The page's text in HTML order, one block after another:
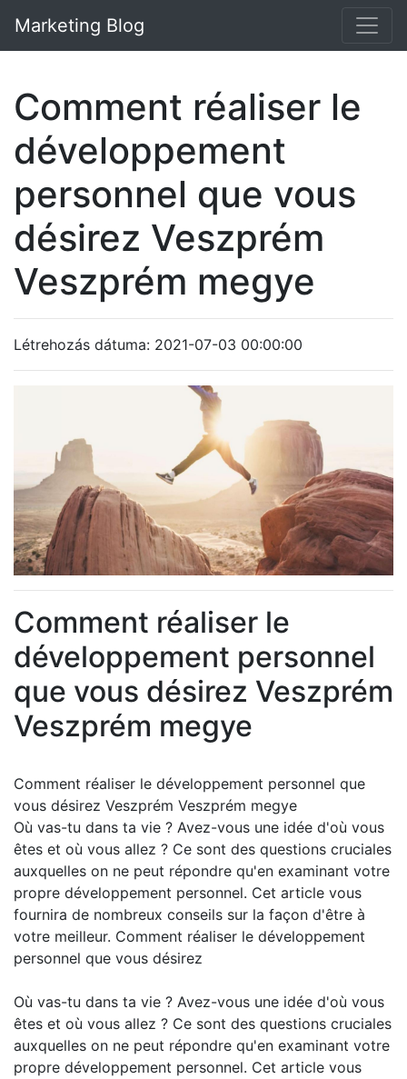
Marketing Blog
Comment réaliser le
développement
personnel que vous
désirez Veszprém
Veszprém megye
Létrehozás dátuma: 2021-07-03 00:00:00
Comment réaliser le
développement personnel
que vous désirez Veszprém
Veszprém megye
Comment réaliser le développement personnel que
vous désirez Veszprém Veszprém megye
Où vas-tu dans ta vie ? Avez-vous une idée d'où vous
êtes et où vous allez ? Ce sont des questions cruciales
auxquelles on ne peut répondre qu'en examinant votre
propre développement personnel. Cet article vous
fournira de nombreux conseils sur la façon d'être à
votre meilleur. Comment réaliser le développement
personnel que vous désirez
Où vas-tu dans ta vie ? Avez-vous une idée d'où vous
êtes et où vous allez ? Ce sont des questions cruciales
auxquelles on ne peut répondre qu'en examinant votre
propre développement personnel. Cet article vous